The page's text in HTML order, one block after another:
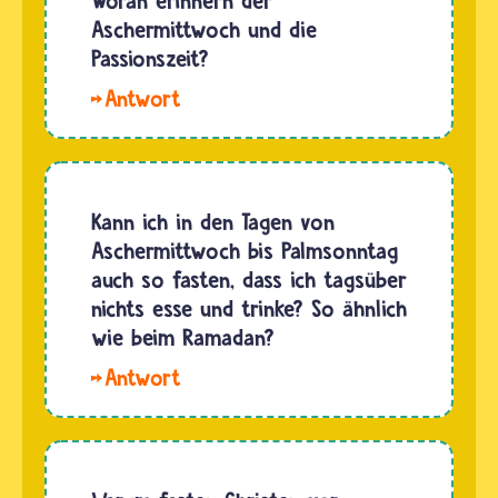
Festen,
die
und
Muslime
aus
Gründen
feiern. Wenn
du…
Aschermittwoch und die
Passionszeit?
Tim. Der
läutet
die
Passionszeit
ein. Sie
erinnert
dass
Jesus
Christus
Kann ich in den Tagen von
Aschermittwoch bis Palmsonntag
auch so fasten, dass ich tagsüber
nichts esse und trinke? So ähnlich
wie beim Ramadan?
kannst